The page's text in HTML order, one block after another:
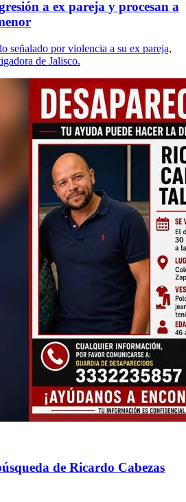
a ex pareja y procesan a
señalado por violencia a su ex pareja,
de Jalisco.
de Ricardo Cabezas